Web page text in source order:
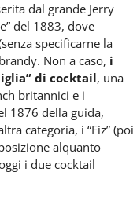
dal grande Jerry
del 1883, dove
specificarne la
Non a caso, i
di cocktail, una
britannici e i
1876 della guida,
categoria, i “Fiz” (poi
alquanto
i due cocktail